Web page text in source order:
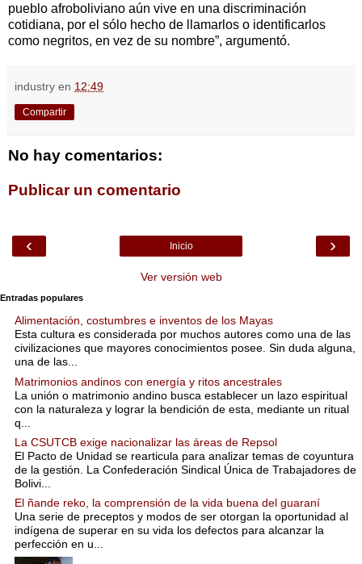
pueblo afroboliviano aún vive en una discriminación
cotidiana, por el sólo hecho de llamarlos o identificarlos
como negritos, en vez de su nombre”, argumentó.
industry en 12:49
Compartir
No hay comentarios:
Publicar un comentario
‹ ›
Inicio
Ver versión web
Entradas populares
Alimentación, costumbres e inventos de los Mayas
Esta cultura es considerada por muchos autores como una de las
civilizaciones que mayores conocimientos posee. Sin duda alguna,
una de las...
Matrimonios andinos con energía y ritos ancestrales
La unión o matrimonio andino busca establecer un lazo espiritual
con la naturaleza y lograr la bendición de esta, mediante un ritual
q...
La CSUTCB exige nacionalizar las áreas de Repsol
El Pacto de Unidad se rearticula para analizar temas de coyuntura
de la gestión. La Confederación Sindical Única de Trabajadores de
Bolivi...
El ñande reko, la comprensión de la vida buena del guaraní
Una serie de preceptos y modos de ser otorgan la oportunidad al
indígena de superar en su vida los defectos para alcanzar la
perfección en u...